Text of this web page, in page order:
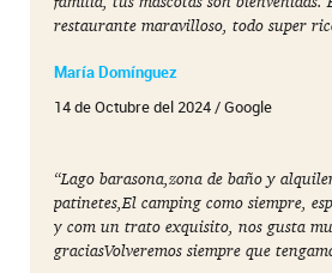
restaurante maravilloso, todo super
María Domínguez
14 de Octubre del 2024 / Google
“Lago barasona,zona de baño y
patinetes,El camping como siempre,
y com un trato exquisito, nos gusta
graciasVolveremos siempre que